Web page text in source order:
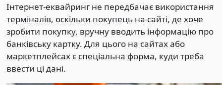
Інтернет-еквайринг не передбачає використання
терміналів, оскільки покупець на сайті, де хоче
зробити покупку, вручну вводить інформацію про
банківську картку. Для цього на сайтах або
маркетплейсах є спеціальна форма, куди треба
ввести ці дані.